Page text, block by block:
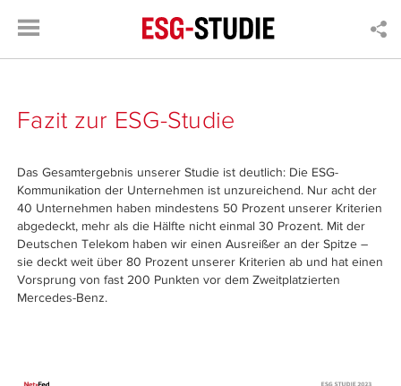
Fazit zur ESG-Studie
Das Gesamtergebnis unserer Studie ist deutlich: Die ESG-
Kommunikation der Unternehmen ist unzureichend. Nur acht der
40 Unternehmen haben mindestens 50 Prozent unserer Kriterien
abgedeckt, mehr als die Hälfte nicht einmal 30 Prozent. Mit der
Deutschen Telekom haben wir einen Ausreißer an der Spitze –
sie deckt weit über 80 Prozent unserer Kriterien ab und hat einen
Vorsprung von fast 200 Punkten vor dem Zweitplatzierten
Mercedes-Benz.